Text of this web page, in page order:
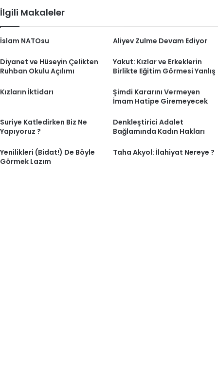
İlgili Makaleler
İslam NATOsu Aliyev Zulme Devam Ediyor
Diyanet ve Hüseyin Çelikten
Ruhban Okulu Açılımı
Yakut: Kızlar ve Erkeklerin
Birlikte Eğitim Görmesi Yanlış
Kızların İktidarı
Şimdi Kararını Vermeyen
İmam Hatipe Giremeyecek
Suriye Katledirken Biz Ne
Yapıyoruz ?
Denkleştirici Adalet
Bağlamında Kadın Hakları
Yenilikleri (Bidat!) De Böyle
Görmek Lazım
Taha Akyol: İlahiyat Nereye ?